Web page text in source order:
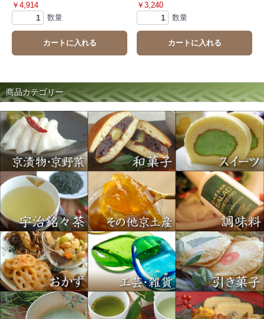
￥4,914
数量
カートに入れる
￥3,240
数量
カートに入れる
商品カテゴリー